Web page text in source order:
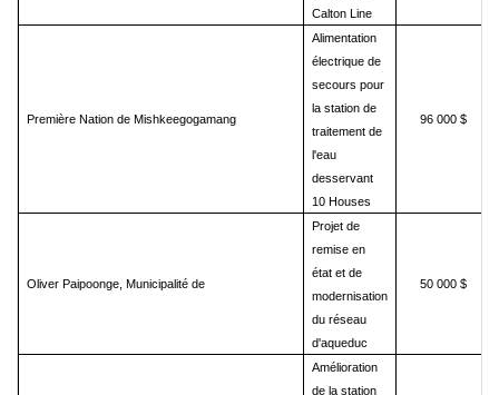
Calton Line
Première Nation de Mishkeegogamang
Alimentation
électrique de
secours pour
la station de
traitement de
l'eau
desservant
10 Houses
96 000 $
Oliver Paipoonge, Municipalité de
Projet de
remise en
état et de
modernisation
du réseau
d'aqueduc
50 000 $
Amélioration
de la station